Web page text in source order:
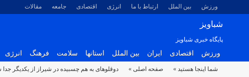
ورزش بین الملل ارتباط با ما انرژی اقتصادی جامعه مقالات
شباویز
پایگاه خبری شباویز
ورزش اقتصادی ایران بین الملل استانها سلامت فرهنگ انرژی
شما اینجا هستید » صفحه اصلی » دوقلوهای به هم چسبیده در شیراز از یکدیگر جدا